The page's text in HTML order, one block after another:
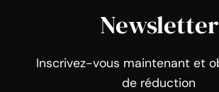
Newsletter
Inscrivez-vous maintenant et
de réduction